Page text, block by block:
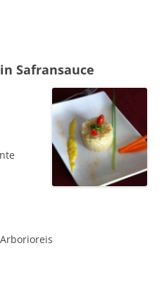
Safransauce